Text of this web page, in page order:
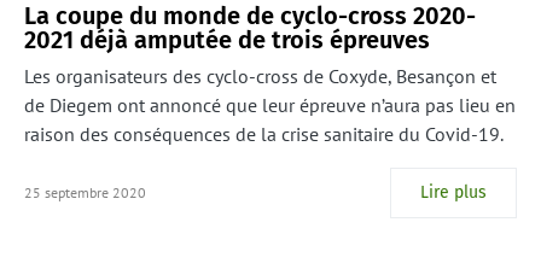
La coupe du monde de cyclo-cross 2020-
2021 déjà amputée de trois épreuves
Les organisateurs des cyclo-cross de Coxyde, Besançon et
de Diegem ont annoncé que leur épreuve n’aura pas lieu en
raison des conséquences de la crise sanitaire du Covid-19.
25 septembre 2020 Lire plus